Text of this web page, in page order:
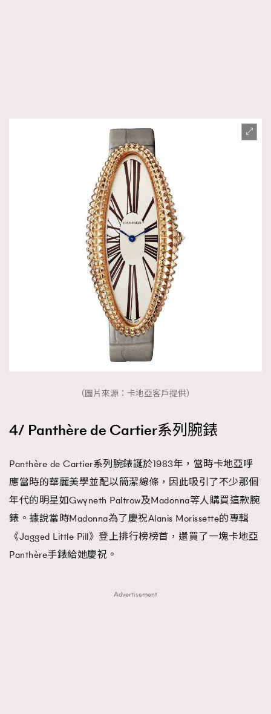
（圖片來源：卡地亞客戶提供）
4/ Panthère de Cartier系列腕錶
Panthère de Cartier系列腕錶誕於1983年，當時卡地亞呼
應當時的華麗美學並配以簡潔線條，因此吸引了不少那個
年代的明星如Gwyneth Paltrow及Madonna等人購買這款腕
錶。據說當時Madonna為了慶祝Alanis Morissette的專輯
《Jagged Little Pill》登上排行榜榜首，還買了一塊卡地亞
Panthère手錶給她慶祝。
Advertisement